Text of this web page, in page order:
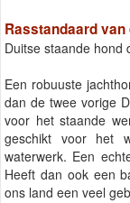
Rasstandaard van
Duitse staande hond
Een robuuste
dan de twee vorige
voor het staande
geschikt voor het
waterwerk. Een
Heeft dan ook een
ons land een veel